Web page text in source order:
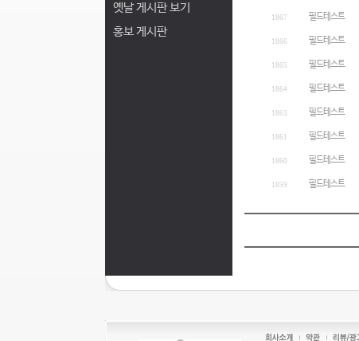
옛날 게시판 보기
홍보 게시판
1867 필드테스트
1866 필드테스트
1865 필드테스트
1864 필드테스트
1863 필드테스트
1861 필드테스트
1860 필드테스트
1859 필드테스트